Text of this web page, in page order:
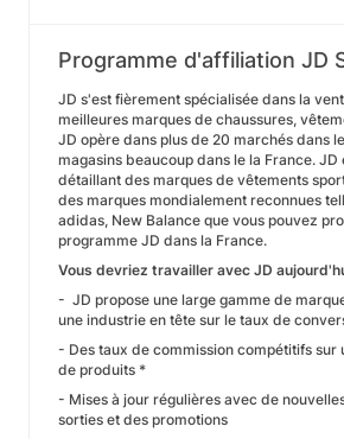
Programme d'affiliation JD
JD s'est fièrement spécialisée dans la
meilleures marques de chaussures,
JD opère dans plus de 20 marchés dans
magasins beaucoup dans le la France. JD
détaillant des marques de vêtements
des marques mondialement reconnues
adidas, New Balance que vous pouvez
programme JD dans la France.
Vous devriez travailler avec JD
- JD propose une large gamme de
une industrie en tête sur le taux de
- Des taux de commission compétitifs sur
de produits *
- Mises à jour régulières avec de
sorties et des promotions